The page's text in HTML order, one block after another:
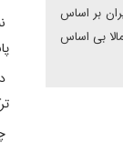
بر اساس
بی اساس